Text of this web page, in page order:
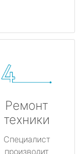
Ремонт
техники
Специалист
производит